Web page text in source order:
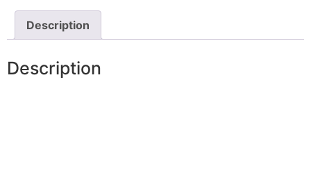
Description
Description